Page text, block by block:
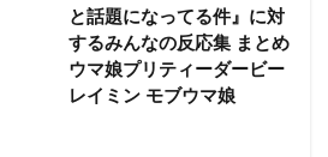
と話題になってる件』に対
するみんなの反応集 まとめ
ウマ娘プリティーダービー
レイミン モブウマ娘